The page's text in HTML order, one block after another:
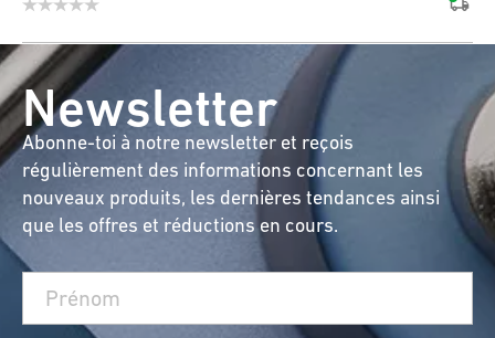
Newsletter
Abonne-toi à notre newsletter et reçois
régulièrement des informations concernant les
nouveaux produits, les dernières tendances ainsi
que les offres et réductions en cours.